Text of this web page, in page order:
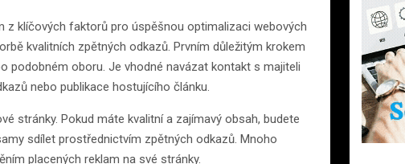
z klíčových faktorů pro úspěšnou optimalizaci webových
kvalitních zpětných odkazů. Prvním důležitým krokem
podobném oboru. Je vhodné navázat kontakt s majiteli
nebo publikace hostujícího článku.
stránky. Pokud máte kvalitní a zajímavý obsah, budete
sdílet prostřednictvím zpětných odkazů. Mnoho
placených reklam na své stránky.